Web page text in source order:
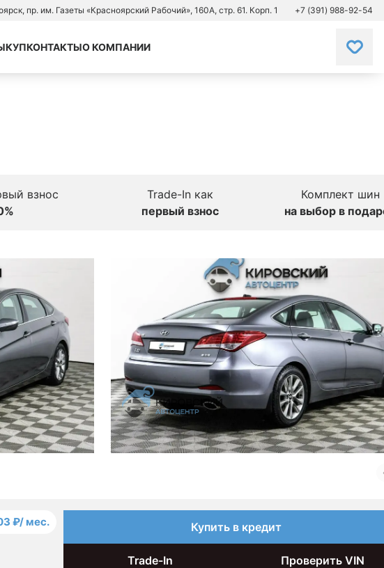
пр. им. Газеты «Красноярский Рабочий», 160А, стр. 61. Корп. 1 +7 (391) 988-92-54
КОНТАКТЫО КОМПАНИИ
взнос
Trade-In как
первый взнос
Комплект шин
на выбор в
₽/ мес. Купить в кредит
Trade-In Проверить VIN